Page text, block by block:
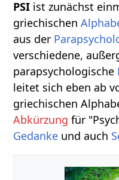
PSI ist zunächst
griechischen
aus der
verschiedene,
parapsychologische
leitet sich eben ab
griechischen
Abkürzung für
Gedanke und auch